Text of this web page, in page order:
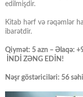
edilmişdir.
Kitab hərf və rəqəmlər
ibarətdir.
Qiymət: 5 azn – Əlaqə:
İNDİ ZƏNG EDİN!
Nəşr göstəriciləri: 56